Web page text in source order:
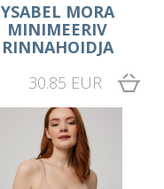
YSABEL MORA
MINIMEERIV
RINNAHOIDJA
30.85 EUR